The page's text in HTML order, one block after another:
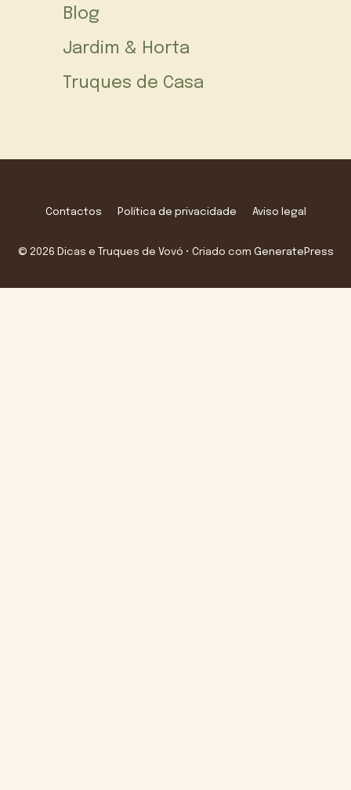
Blog
Jardim & Horta
Truques de Casa
Contactos Política de privacidade Aviso legal
© 2026 Dicas e Truques de Vovó • Criado com GeneratePress